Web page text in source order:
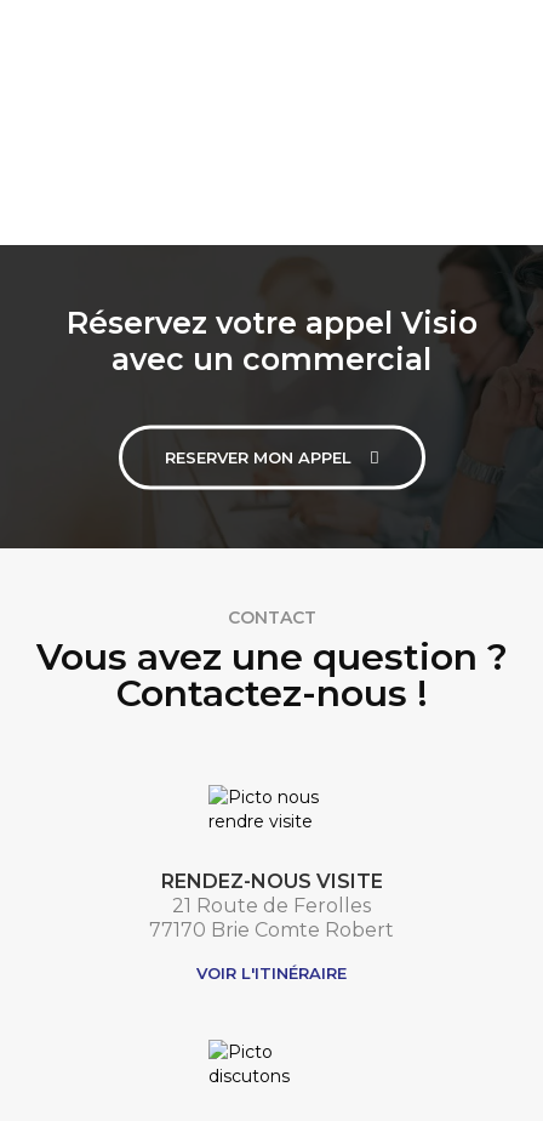
Réservez votre appel Visio
avec un commercial
RESERVER MON APPEL
CONTACT
Vous avez une question ?
Contactez-nous !
RENDEZ-NOUS VISITE
21 Route de Ferolles
77170 Brie Comte Robert
VOIR L'ITINÉRAIRE